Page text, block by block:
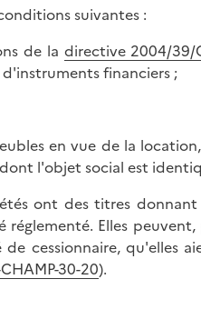
suivantes :
de la directive 2004/39/
financiers ;
en vue de la
l'objet social est
ont des titres
Elles
de cessionnaire, qu'elles
30-20).